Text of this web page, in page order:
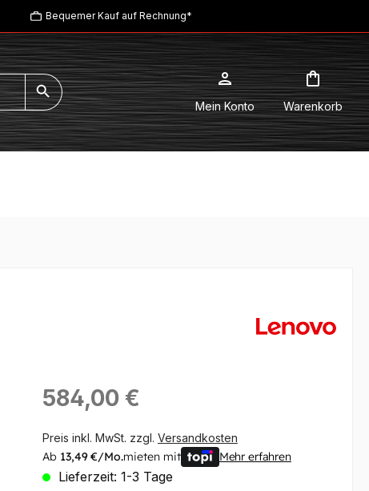
Bequemer Kauf auf Rechnung*
Mein Konto Warenkorb
Regulärer Preis:
584,00 €
Preis inkl. MwSt. zzgl. Versandkosten
Ab 13,49 €/Mo.mieten mit Mehr erfahren
Lieferzeit: 1-3 Tage